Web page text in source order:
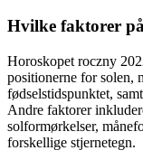
Hvilke faktorer
Horoskopet roczny
positionerne for solen,
fødselstidspunktet,
Andre faktorer
solformørkelser,
forskellige stjernetegn.